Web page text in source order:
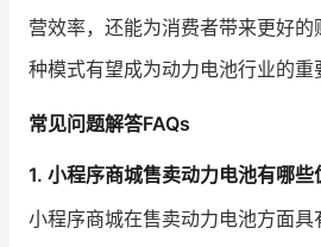
营效率，还能为消费者带来更好
种模式有望成为动力电池行业的重
常见问题解答FAQs
1. 小程序商城售卖动力电池有哪些
小程序商城在售卖动力电池方面